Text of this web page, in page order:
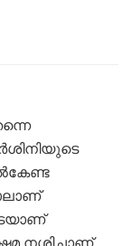
നശിച്ചാണ്